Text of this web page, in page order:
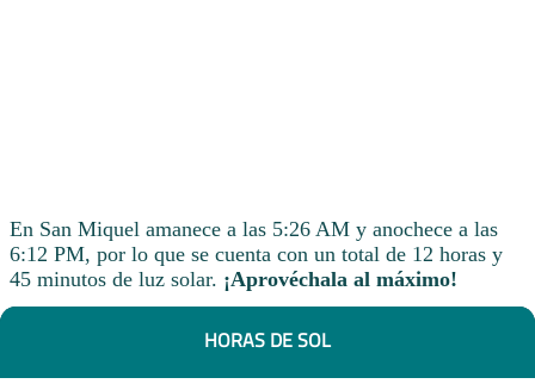
En San Miquel amanece a las 5:26 AM y anochece a las
6:12 PM, por lo que se cuenta con un total de 12 horas y
45 minutos de luz solar. ¡Aprovéchala al máximo!
HORAS DE SOL